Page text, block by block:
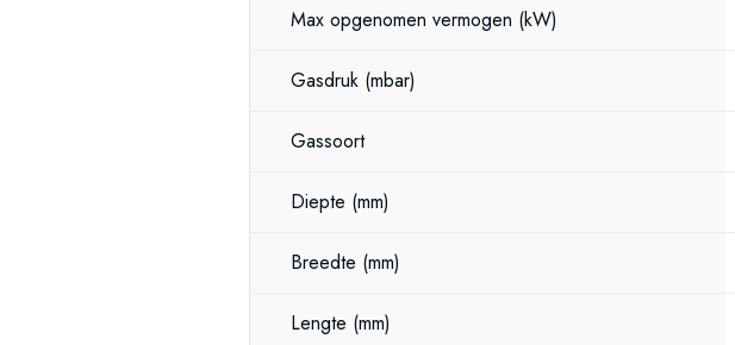
Max opgenomen vermogen (kW)
Gasdruk (mbar)
Gassoort
Diepte (mm)
Breedte (mm)
Lengte (mm)